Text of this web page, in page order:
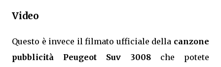
Video
Questo è invece il filmato ufficiale della canzone
pubblicità Peugeot Suv 3008che potete